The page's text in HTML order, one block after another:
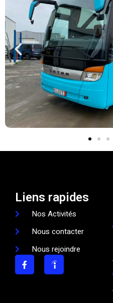
Liens rapides
Nos Activités
Nous contacter
Nous rejoindre